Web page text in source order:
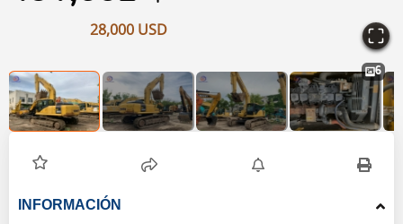
28,000 USD
6
INFORMACIÓN